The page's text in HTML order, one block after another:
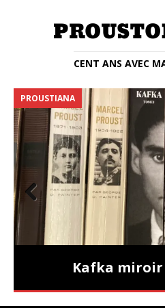
CENT ANS AVEC
PROUSTIANA
Kafka miroir